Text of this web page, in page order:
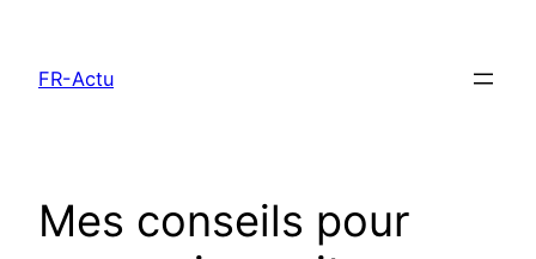
contenu
FR-Actu
Mes conseils pour